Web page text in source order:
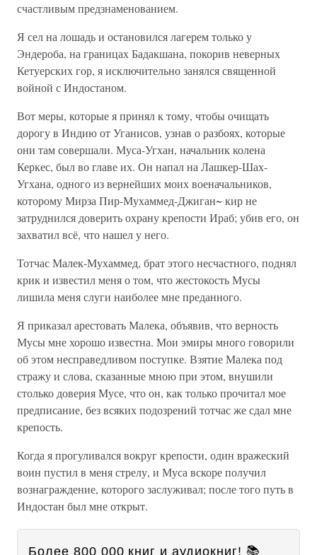
счастливым предзнаменованием.
Я сел на лошадь и остановился лагерем только у
Эндероба, на границах Бадакшана, покорив неверных
Кетуерских гор, я исключительно занялся священной
войной с Индостаном.
Вот меры, которые я принял к тому, чтобы очищать
дорогу в Индию от Уганисов, узнав о разбоях, которые
они там совершали. Муса-Угхан, начальник колена
Керкес, был во главе их. Он напал на Лашкер-Шах-
Угхана, одного из вернейших моих военачальников,
которому Мирза Пир-Мухаммед-Джиган~ кир не
затруднился доверить охрану крепости Ираб; убив его, он
захватил всё, что нашел у него.
Тотчас Малек-Мухаммед, брат этого несчастного, поднял
крик и известил меня о том, что жестокость Мусы
лишила меня слуги наиболее мне преданного.
Я приказал арестовать Малека, объявив, что верность
Мусы мне хорошо известна. Мои эмиры много говорили
об этом несправедливом поступке. Взятие Малека под
стражу и слова, сказанные мною при этом, внушили
столько доверия Мусе, что он, как только прочитал мое
предписание, без всяких подозрений тотчас же сдал мне
крепость.
Когда я прогуливался вокруг крепости, один вражеский
воин пустил в меня стрелу, и Муса вскоре получил
вознаграждение, которого заслуживал; после того путь в
Индостан был мне открыт.
Более 800 000 книг и аудиокниг! 📚